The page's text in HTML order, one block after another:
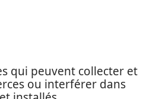
qui peuvent collecter et
ou interférer dans